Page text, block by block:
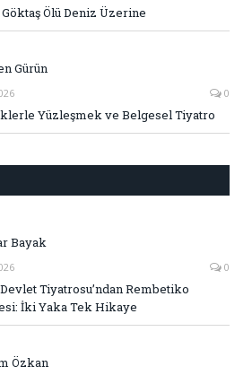
Ölü Deniz Üzerine
Gürün
0
Yüzleşmek ve Belgesel Tiyatro
Bayak
0
Tiyatrosu’ndan Rembetiko
İki Yaka Tek Hikaye
Özkan